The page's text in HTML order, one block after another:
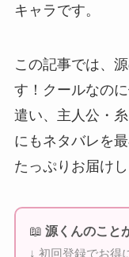
キャラです。
この記事では、
す！クールなの
遣い、主人公・
にもネタバレを
たっぷりお届け
📖源くんのこと
↓ 初回登録でお得